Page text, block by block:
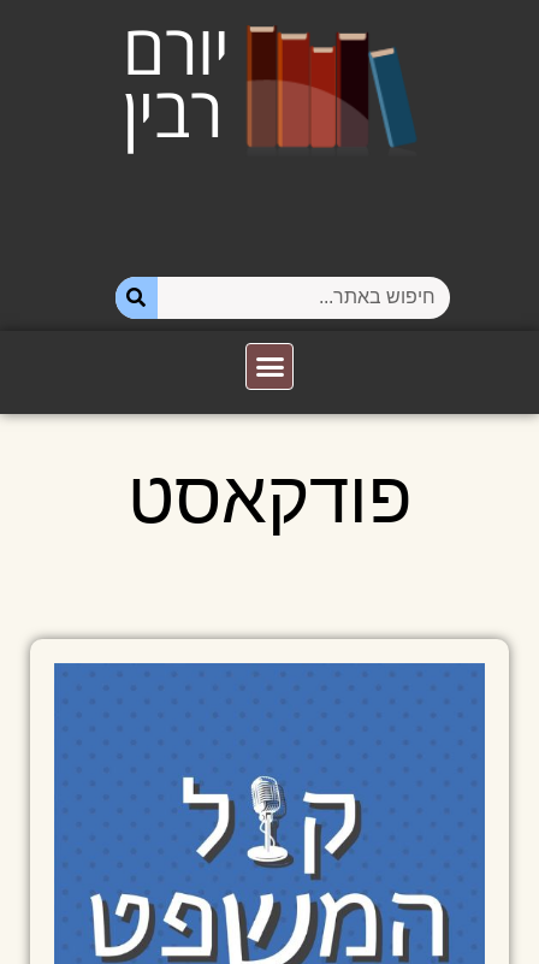
פודקאסט